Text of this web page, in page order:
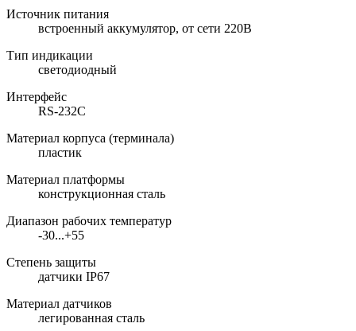
Источник питания
встроенный аккумулятор, от сети 220В
Тип индикации
светодиодный
Интерфейс
RS-232C
Материал корпуса (терминала)
пластик
Материал платформы
конструкционная сталь
Диапазон рабочих температур
-30...+55
Степень защиты
датчики IP67
Материал датчиков
легированная сталь